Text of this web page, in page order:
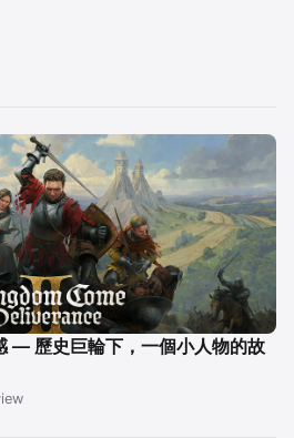
— 歷史巨輪下，一個小人物的故